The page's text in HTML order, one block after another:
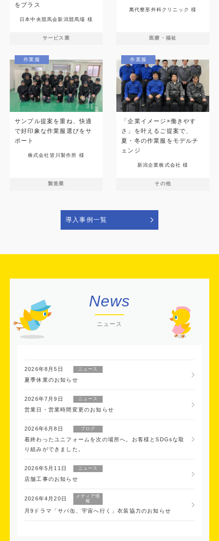
をプラス
日本中央競馬会新潟競馬場 様
サービス業
萬代整形外科クリニック 様
医療・福祉
作業服
サンプル提案を重ね、快適
で好印象な作業服選びをサ
ポート
株式会社皆川製作所 様
製造業
作業服
「企業イメージ×働きやす
さ」を叶えるご提案で、
夏・冬の作業服をモデルチ
ェンジ
新潟企業株式会社 様
その他
導入事例一覧
News
ニュース
2026年8月5日 ニュース
夏季休業のお知らせ
2026年7月9日 ニュース
営業日・営業時間変更のお知らせ
2026年6月8日 ブログ
着終わったユニフォームを次の場所へ。お客様とSDGsな取
り組みができました。
2026年5月11日 ニュース
店舗工事のお知らせ
2026年4月20日
メディア情
報
月9ドラマ「サバ缶、宇宙へ行く」衣装協力のお知らせ